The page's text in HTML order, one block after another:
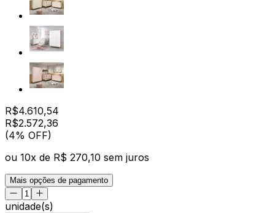
R$4.610,54
R$2.572,36
(4% OFF)
ou 10x de R$ 270,10 sem juros
Mais opções de pagamento
unidade(s)